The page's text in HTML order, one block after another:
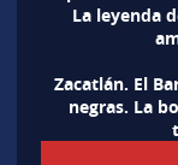
La leyenda
Zacatlán. El
negras. La